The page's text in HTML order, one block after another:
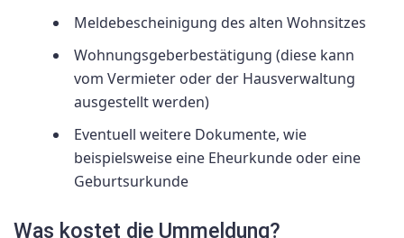
Meldebescheinigung des alten Wohnsitzes
Wohnungsgeberbestätigung (diese kann
vom Vermieter oder der Hausverwaltung
ausgestellt werden)
Eventuell weitere Dokumente, wie
beispielsweise eine Eheurkunde oder eine
Geburtsurkunde
Was kostet die Ummeldung?